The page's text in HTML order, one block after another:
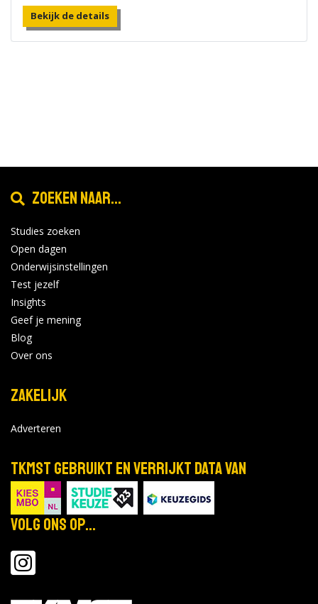
Bekijk de details
Zoeken naar...
Studies zoeken
Open dagen
Onderwijsinstellingen
Test jezelf
Insights
Geef je mening
Blog
Over ons
Zakelijk
Adverteren
TKMST gebruikt en verrijkt data van
Volg ons op...